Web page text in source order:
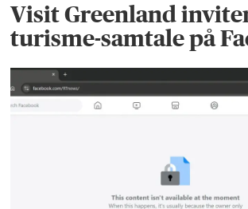
Visit Greenland
turisme-samtale på